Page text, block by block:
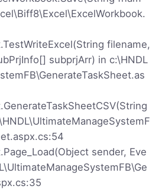
filename,
subprjArr) in c:\HNDL
sender, Eve